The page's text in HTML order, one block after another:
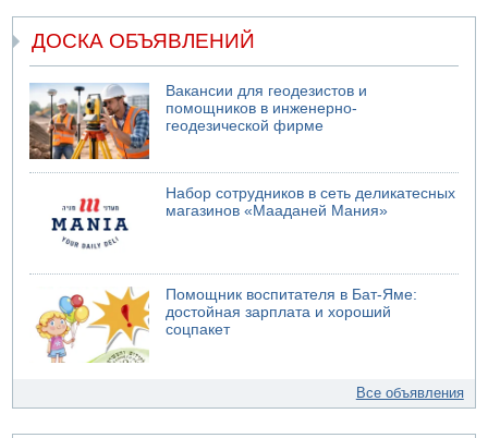
ДОСКА ОБЪЯВЛЕНИЙ
Вакансии для геодезистов и
помощников в инженерно-
геодезической фирме
Набор сотрудников в сеть деликатесных
магазинов «Мааданей Мания»
Помощник воспитателя в Бат-Яме:
достойная зарплата и хороший
соцпакет
Все объявления